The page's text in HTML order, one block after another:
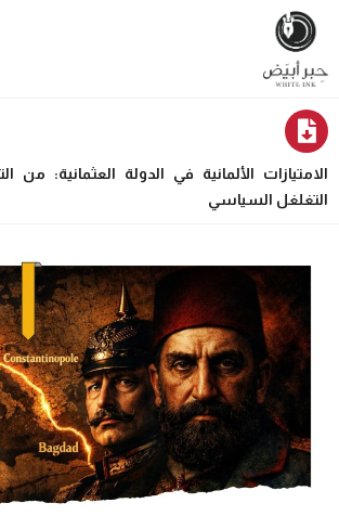
الامتيازات الألمانية في الدولة العثمانية: من
التغلغل السياسي